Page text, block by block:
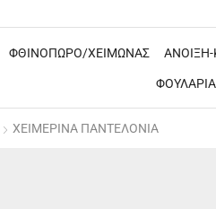
ΦΘΙΝΟΠΩΡΟ/ΧΕΙΜΩΝΑΣ ΑΝΟΙΞΗ-
ΧΕΙΜΕΡΙΝΑ ΠΑΝΤΕΛΟΝΙΑ